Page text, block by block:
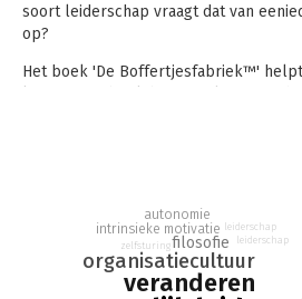
soort leiderschap vraagt dat van
op?
Het boek 'De Boffertjesfabriek™'
Het merendeel van de verhalen
vragen. De antwoorden staan er
om te zeggen hoe dingen moeten?
veranderen
organisatiecultuur
filosofie
intrinsieke motivatie
autonomie
leiderschap
zelfsturing
leiderschap